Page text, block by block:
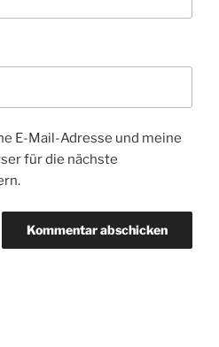
E-Mail-Adresse und meine
für die nächste